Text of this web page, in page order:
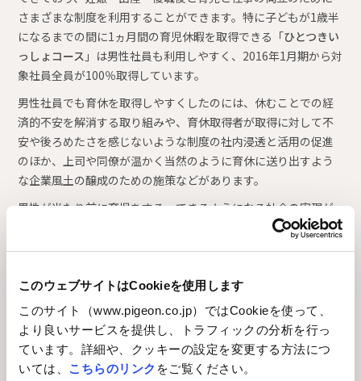
このウェブサイトはCookieを使用します
このサイト（www.pigeon.co.jp）ではCookieを使って、
より良いサービスを提供し、トラフィックの分析を行っ
ています。詳細や、クッキーの設定を変更する方法につ
いては、 こちらのリンク をご覧ください。
さまざまな制度を利用することができます。特に子どもが1歳半
になるまでの間に1ヵ月間の育児休暇を取得できる「ひとつきい
っしょコース 」は男性社員も利用しやすく、2016年1月期から対
象社員全員が100％取得しています。
男性社員でも育休を取得しやすくしたのには、休むことでの経
済的不安を解消する取り組みや、育休取得者が取得に対して不
安や後ろめたさを感じないような制度の社内浸透と活用の促進
のほか、上司や同僚が温かく当然のように育休に送り出すよう
な企業風土の醸成のための施策などがあります。
男性が当たり前に育児をする・できるようになる社会の実現が
ますます望まれている一方で、育児者を支える企業や職場に対
する社会の実現を目指し、早くから育休制度の設計や運用に乗
り出し、失敗や試行錯誤を経て蓄積されてきたピジョンのナレ
ッジを公開し、社会への働きかけも行っています。
2023.11